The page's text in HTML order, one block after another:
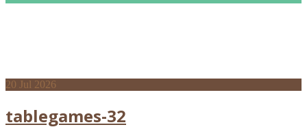
20 Jul 2026
tablegames-32